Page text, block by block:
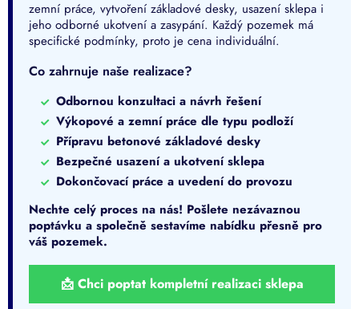
zemní práce, vytvoření základové desky, usazení sklepa i
jeho odborné ukotvení a zasypání. Každý pozemek má
specifické podmínky, proto je cena individuální.
Co zahrnuje naše realizace?
Odbornou konzultaci a návrh řešení
Výkopové a zemní práce dle typu podloží
Přípravu betonové základové desky
Bezpečné usazení a ukotvení sklepa
Dokončovací práce a uvedení do provozu
Nechte celý proces na nás! Pošlete nezávaznou
poptávku a společně sestavíme nabídku přesně pro
váš pozemek.
📩 Chci poptat kompletní realizaci sklepa